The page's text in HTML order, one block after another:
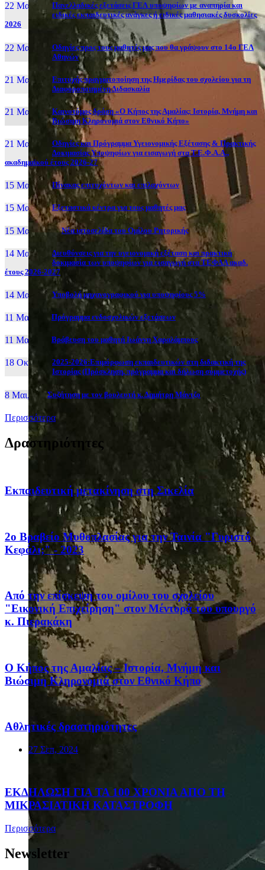
22 Μαι, 26
Πανελλαδικές εξετάσεις ΓΕΛ υποψηφίων με αναπηρία και
ειδικές εκπαιδευτικές ανάγκες ή ειδικές μαθησιακές δυσκολίες
2026
22 Μαι, 26
Οδηγίες προς τους μαθητές μας που θα γράψουν στο 14ο ΓΕΛ
Αθηνών
21 Μαι, 26
Επιτυχής πραγματοποίηση της Ημερίδας του σχολείου για τη
Διαφοροποιημένη Διδασκαλία
21 Μαι, 26
Καινοτόμος δράση «Ο Κήπος της Αμαλίας: Ιστορία, Μνήμη και
Βιώσιμη Κληρονομιά στον Εθνικό Κήπο»
21 Μαι, 26
Οδηγίες και Πρόγραμμα Υγειονομικής Εξέτασης & Πρακτικής
Δοκιμασίας Υποψηφίων για εισαγωγή στα Τ.Ε.Φ.Α.Α.,
ακαδημαϊκού έτους 2026-27
15 Μαι, 26 Πίνακας επιτυχόντων και επιλαχόντων
15 Μαι, 26 Εξεταστικά κέντρα για τους μαθητές μας
15 Μαι, 2026 Νέα ιστοσελίδα του Ομίλου Ρητορικής
14 Μαι, 26
Διευθύνσεις για την υγειονομική εξέταση και πρακτική
δοκιμασία των υποψηφίων για εισαγωγή στα ΤΕΦΑΑ ακαδ.
έτους 2026-2027
14 Μαι, 26 Yποβολή μηχανογραφικού για υποψηφίους 5%
11 Μαι, 26 Πρόγραμμα ενδοσχολικών εξετάσεων
11 Μαι, 26 Βράβευση του μαθητή Ιωάννη Χαραλάμπους
18 Οκτ, 25
2025-2026:Επιμόρφωση εκπαιδευτικών στη διδακτική της
Ιστορίας (Πρόσκληση, πρόγραμμα και δήλωση συμμετοχής)
8 Μαι, 26 Συζήτηση με τον βουλευτή κ. Δημήτρη Μάντζο
Περισσότερα
Δραστηριότητες
Eκπαιδευτική μετακίνηση στη Σικελία
2ο Βραβείο Μυθοπλασίας για την Ταινία "Γυριστό
Κεφάλι;" - 2023
Από την επίσκεψη του ομίλου του σχολείου
"Εικονική Επιχείρηση" στον Μέντορά του υπουργό
κ. Πιερακάκη
Ο Κήπος της Αμαλίας – Ιστορία, Μνήμη και
Βιώσιμη Κληρονομιά στον Εθνικό Κήπο
Αθλητικές δραστηριότητες
27 Σεπ, 2024
ΕΚΔΗΛΩΣΗ ΓΙΑ ΤΑ 100 ΧΡΟΝΙΑ ΑΠΟ ΤΗ
ΜΙΚΡΑΣΙΑΤΙΚΗ ΚΑΤΑΣΤΡΟΦΗ
Περισσότερα
Newsletter